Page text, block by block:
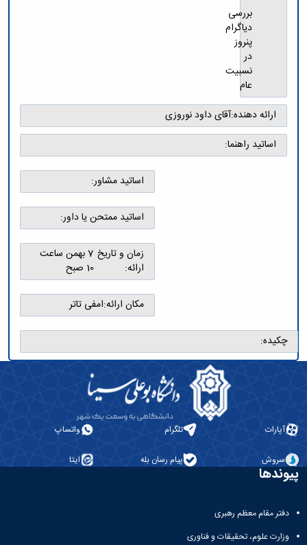
معاونت
تحصیلات
تکمیلی
سمینارها
و
پایان
نامه
ها
فیزیک
ریاضی
یافته
های
نوین
زمین
شناسی
کاربردی
بررسی
دیاگرام
پنروز
در
نسبیت
عام
ارائه دهنده:آقای داود نوروزی
اساتید راهنما:
اساتید مشاور:
اساتید ممتحن یا داور:
زمان و تاریخ
ارائه:
7 بهمن ساعت
10 صبح
مکان ارائه:امفی تاتر
چکیده:
آپارات تلگرام واتساپ
سروش پیام رسان بله ایتا
پیوندها
دفتر مقام معظم رهبری
وزارت علوم، تحقیقات و فناوری